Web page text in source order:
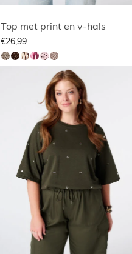
Top met print en v-hals
€26,99